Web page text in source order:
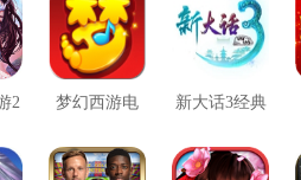
2 梦幻西游电 新大话3经典